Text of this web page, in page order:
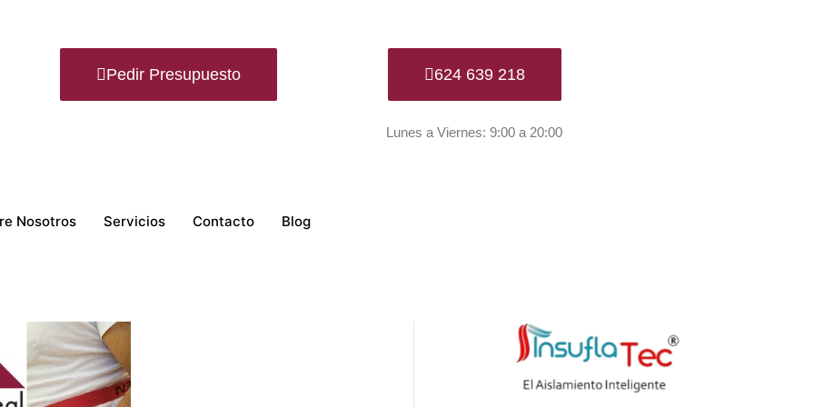
Pedir Presupuesto 624 639 218
Lunes a Viernes: 9:00 a 20:00
Nosotros Servicios Contacto Blog